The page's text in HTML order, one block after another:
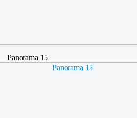
Panorama 15